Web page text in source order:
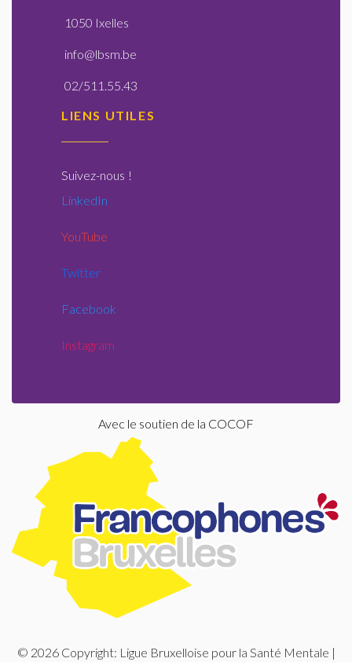
1050 Ixelles
info@lbsm.be
02/511.55.43
LIENS UTILES
Suivez-nous !
LinkedIn
YouTube
Twitter
Facebook
Instagram
Avec le soutien de la COCOF
© 2026 Copyright: Ligue Bruxelloise pour la Santé Mentale |